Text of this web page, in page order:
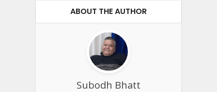
ABOUT THE AUTHOR
Subodh Bhatt